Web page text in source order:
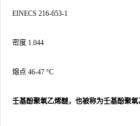
EINECS 216-653-1
密度 1.044
熔点 46-47 °C
壬基酚聚氧乙烯醚，也被称为壬基酚聚